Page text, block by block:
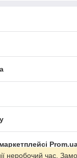
неробочий час.